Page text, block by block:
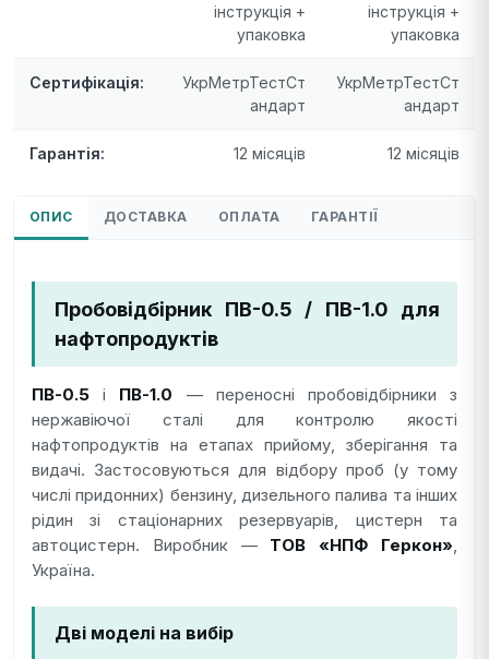
інструкція +
упаковка
інструкція +
упаковка
Сертифікація:
УкрМетрТестСт
андарт
УкрМетрТестСт
андарт
Гарантія: 12 місяців 12 місяців
ОПИС ДОСТАВКА ОПЛАТА ГАРАНТІЇ
Пробовідбірник ПВ-0.5 / ПВ-1.0 для
нафтопродуктів
ПВ-0.5 і ПВ-1.0 — переносні пробовідбірники з
нержавіючої сталі для контролю якості
нафтопродуктів на етапах прийому, зберігання та
видачі. Застосовуються для відбору проб (у тому
числі придонних) бензину, дизельного палива та інших
рідин зі стаціонарних резервуарів, цистерн та
автоцистерн. Виробник — ТОВ «НПФ Геркон»,
Україна.
Дві моделі на вибір